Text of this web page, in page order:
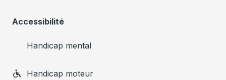
Accessibilité
Handicap mental
Handicap moteur